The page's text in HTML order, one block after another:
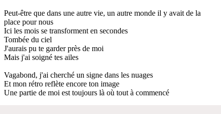
Peut-être que dans une autre vie, un autre monde il y avait de la
place pour nous
Ici les mois se transforment en secondes
Tombée du ciel
J'aurais pu te garder près de moi
Mais j'ai soigné tes ailes
Vagabond, j'ai cherché un signe dans les nuages
Et mon rétro reflète encore ton image
Une partie de moi est toujours là où tout à commencé